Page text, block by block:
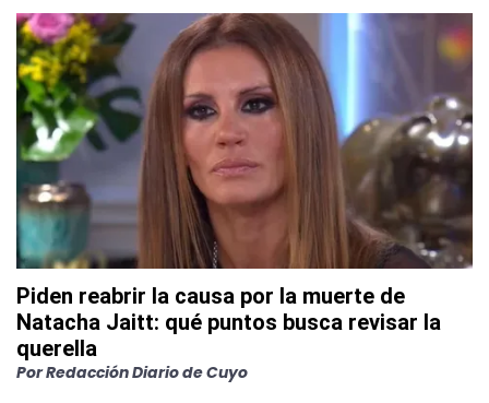
Piden reabrir la causa por la muerte de
Natacha Jaitt: qué puntos busca revisar la
querella
PorRedacción Diario de Cuyo